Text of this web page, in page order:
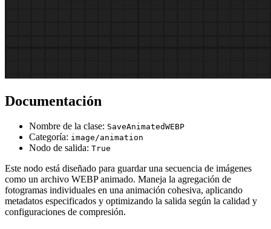
Documentación
Nombre de la clase: SaveAnimatedWEBP
Categoría: image/animation
Nodo de salida: True
Este nodo está diseñado para guardar una secuencia de imágenes
como un archivo WEBP animado. Maneja la agregación de
fotogramas individuales en una animación cohesiva, aplicando
metadatos especificados y optimizando la salida según la calidad y
configuraciones de compresión.